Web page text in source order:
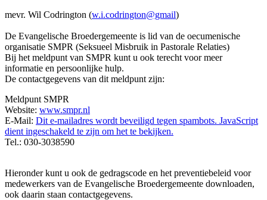
mevr. Wil Codrington (w.i.codrington@gmail)
De Evangelische Broedergemeente is lid van de oecumenische
organisatie SMPR (Seksueel Misbruik in Pastorale Relaties)
Bij het meldpunt van SMPR kunt u ook terecht voor meer
informatie en persoonlijke hulp.
De contactgegevens van dit meldpunt zijn:
Meldpunt SMPR
Website: www.smpr.nl
E-Mail: Dit e-mailadres wordt beveiligd tegen spambots. JavaScript
dient ingeschakeld te zijn om het te bekijken.
Tel.: 030-3038590
Hieronder kunt u ook de gedragscode en het preventiebeleid voor
medewerkers van de Evangelische Broedergemeente downloaden,
ook daarin staan contactgegevens.